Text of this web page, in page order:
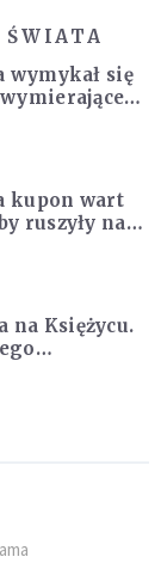
wymykał się
kupon wart
ruszyły na
na Księżycu.
do